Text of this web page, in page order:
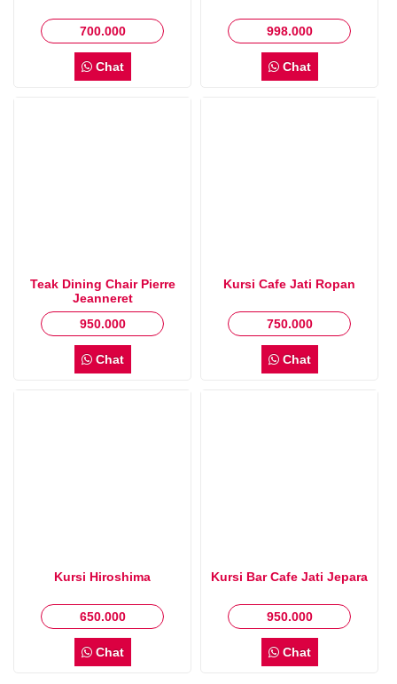
700.000
Chat
998.000
Chat
Teak Dining Chair Pierre
Jeanneret
950.000
Chat
Kursi Cafe Jati Ropan
750.000
Chat
Kursi Hiroshima
650.000
Chat
Kursi Bar Cafe Jati Jepara
950.000
Chat